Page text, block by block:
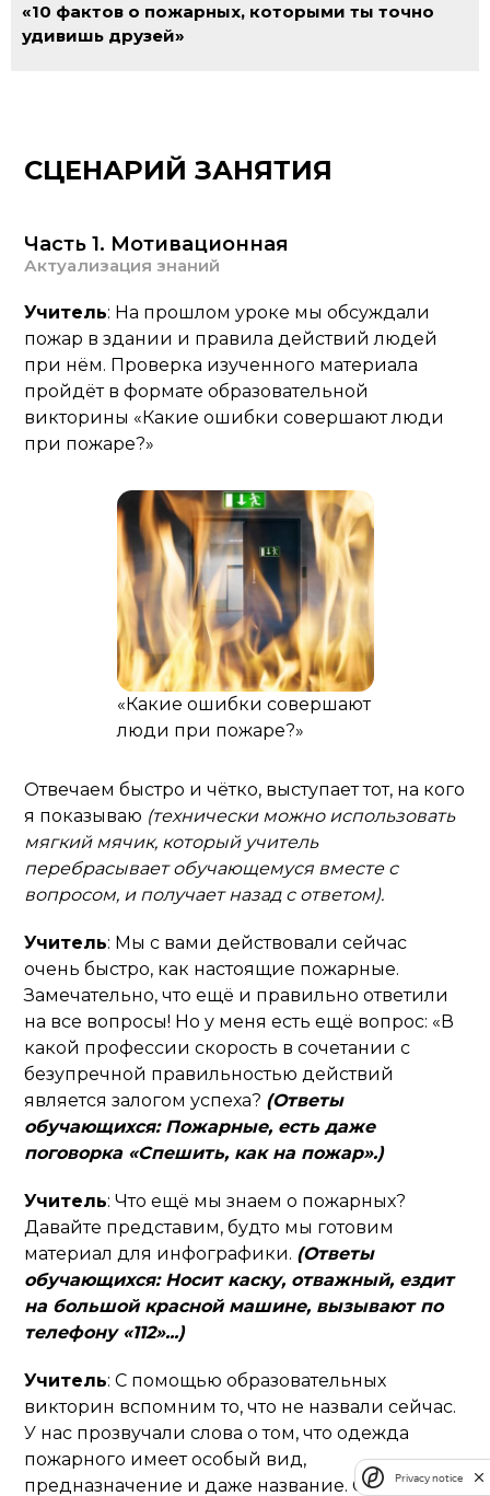
«10 фактов о пожарных, которыми ты точно
удивишь друзей»
СЦЕНАРИЙ ЗАНЯТИЯ
Часть 1. Мотивационная
Актуализация знаний
Учитель: На прошлом уроке мы обсуждали
пожар в здании и правила действий людей
при нём. Проверка изученного материала
пройдёт в формате образовательной
викторины «Какие ошибки совершают люди
при пожаре?»
«Какие ошибки совершают
люди при пожаре?»
Отвечаем быстро и чётко, выступает тот, на кого
я показываю (технически можно использовать
мягкий мячик, который учитель
перебрасывает обучающемуся вместе с
вопросом, и получает назад с ответом).
Учитель: Мы с вами действовали сейчас
очень быстро, как настоящие пожарные.
Замечательно, что ещё и правильно ответили
на все вопросы! Но у меня есть ещё вопрос: «В
какой профессии скорость в сочетании с
безупречной правильностью действий
является залогом успеха? (Ответы
обучающихся: Пожарные, есть даже
поговорка «Спешить, как на пожар».)
Учитель: Что ещё мы знаем о пожарных?
Давайте представим, будто мы готовим
материал для инфографики. (Ответы
обучающихся: Носит каску, отважный, ездит
на большой красной машине, вызывают по
телефону «112»...)
Учитель: С помощью образовательных
викторин вспомним то, что не назвали сейчас.
У нас прозвучали слова о том, что одежда
пожарного имеет особый вид,
предназначение и даже название. СамиPrivacy notice